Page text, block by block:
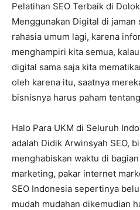
Pelatihan SEO Terbaik di
Menggunakan Digital di jaman
rahasia umum lagi, karena
menghampiri kita semua,
digital sama saja kita
oleh karena itu, saatnya
bisnisnya harus paham
Halo Para UKM di Seluruh
adalah Didik Arwinsyah SEO,
menghabiskan waktu di
marketing, pakar internet
SEO Indonesia sepertinya
mudah mudahan dikemudian